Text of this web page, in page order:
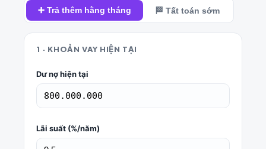
➕ Trả thêm hằng tháng 🏁 Tất toán sớm
1 · KHOẢN VAY HIỆN TẠI
Dư nợ hiện tại
Lãi suất (%/năm)